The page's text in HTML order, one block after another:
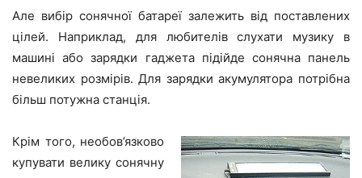
Але вибір сонячної батареї залежить від поставлених
цілей. Наприклад, для любителів слухати музику в
машині або зарядки гаджета підійде сонячна панель
невеликих розмірів. Для зарядки акумулятора потрібна
більш потужна станція.
Крім того, необов’язково
купувати велику сонячну